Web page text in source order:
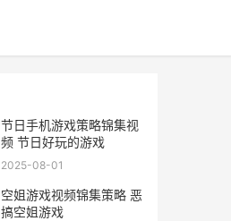
节日手机游戏策略锦集视
频 节日好玩的游戏
2025-08-01
空姐游戏视频锦集策略 恶
搞空姐游戏